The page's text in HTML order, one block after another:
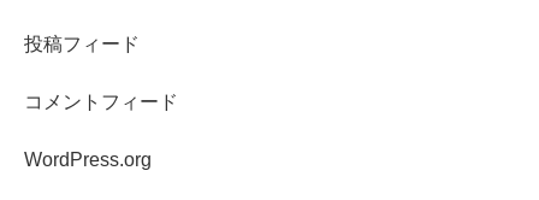
投稿フィード
コメントフィード
WordPress.org